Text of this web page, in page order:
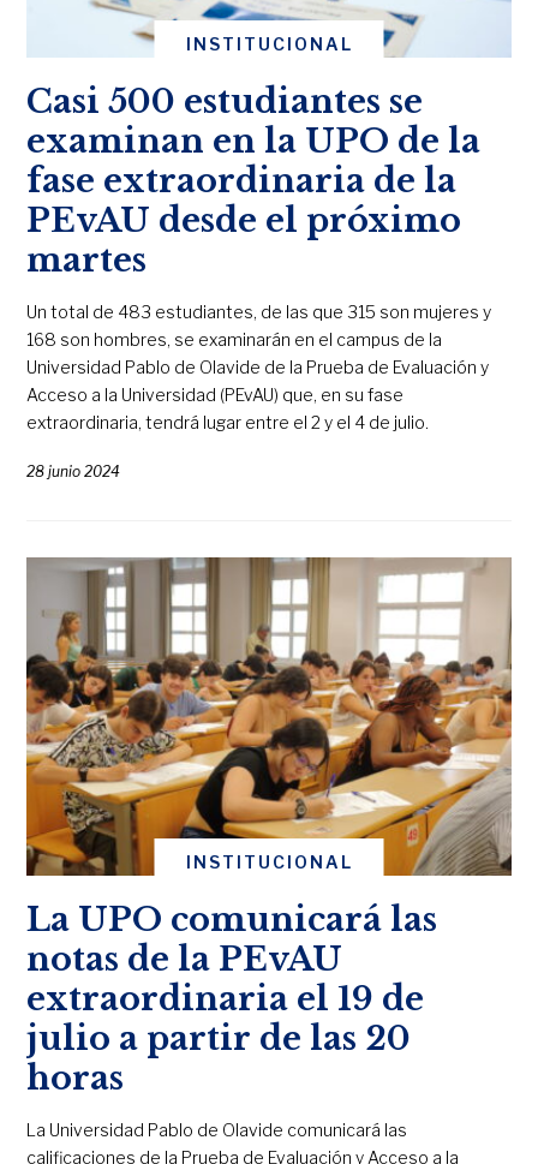
INSTITUCIONAL
Casi 500 estudiantes se
examinan en la UPO de la
fase extraordinaria de la
PEvAU desde el próximo
martes
Un total de 483 estudiantes, de las que 315 son mujeres y
168 son hombres, se examinarán en el campus de la
Universidad Pablo de Olavide de la Prueba de Evaluación y
Acceso a la Universidad (PEvAU) que, en su fase
extraordinaria, tendrá lugar entre el 2 y el 4 de julio.
28 junio 2024
INSTITUCIONAL
La UPO comunicará las
notas de la PEvAU
extraordinaria el 19 de
julio a partir de las 20
horas
La Universidad Pablo de Olavide comunicará las
calificaciones de la Prueba de Evaluación y Acceso a la